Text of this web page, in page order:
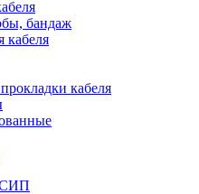
бандаж
кабеля
кабеля
СИП